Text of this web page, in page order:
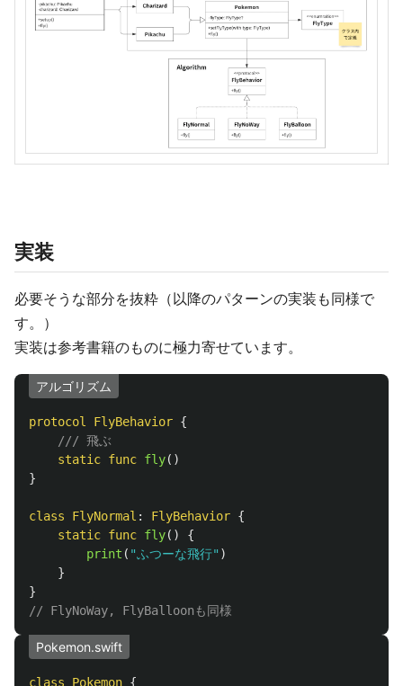
実装
必要そうな部分を抜粋（以降のパターンの実装も同様で
す。）
実装は参考書籍のものに極力寄せています。
アルゴリズム
protocol FlyBehavior {
/// 飛ぶ
static func fly()
}
class FlyNormal : FlyBehavior {
static func fly()
{
print ( "ふつーな飛行" )
}
}
// FlyNoWay, FlyBalloonも同様
Pokemon.swift
class Pokemon {